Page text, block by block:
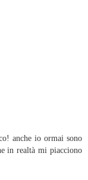
anche io ormai sono
in realtà mi piacciono